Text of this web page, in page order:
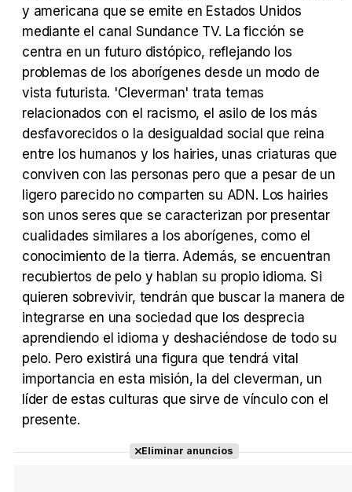
y americana que se emite en Estados Unidos
mediante el canal Sundance TV. La ficción se
centra en un futuro distópico, reflejando los
problemas de los aborígenes desde un modo de
vista futurista. 'Cleverman' trata temas
relacionados con el racismo, el asilo de los más
desfavorecidos o la desigualdad social que reina
entre los humanos y los hairies, unas criaturas que
conviven con las personas pero que a pesar de un
ligero parecido no comparten su ADN. Los hairies
son unos seres que se caracterizan por presentar
cualidades similares a los aborígenes, como el
conocimiento de la tierra. Además, se encuentran
recubiertos de pelo y hablan su propio idioma. Si
quieren sobrevivir, tendrán que buscar la manera de
integrarse en una sociedad que los desprecia
aprendiendo el idioma y deshaciéndose de todo su
pelo. Pero existirá una figura que tendrá vital
importancia en esta misión, la del cleverman, un
líder de estas culturas que sirve de vínculo con el
presente.
Eliminar anuncios